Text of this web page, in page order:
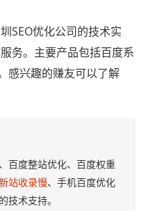
优化公司的技术实
务。主要产品包括百度系
感兴趣的赚友可以了解
度整站优化、百度权重
站收录慢、手机百度优化
技术支持。